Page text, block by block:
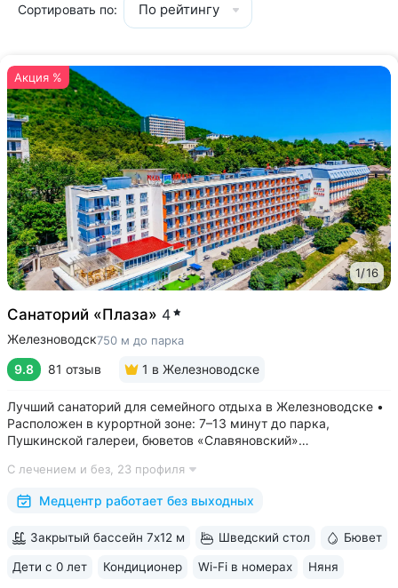
Сортировать по: По рейтингу
Акция %
1/16
Санаторий «Плаза» 4
Железноводск750 м до парка
9.8 81 отзыв 1 в Железноводске
Лучший санаторий для семейного отдыха в Железноводске •
Расположен в курортной зоне: 7–13 минут до парка,
Пушкинской галереи, бюветов «Славяновский»
«Славяновская» • Все в одном здании: не нужно выходить
на улицу, чтобы получить лечение,...
С лечением и без, 23 профиля
Медцентр работает без выходных
Закрытый бассейн 7х12 м Шведский стол Бювет
Дети с 0 лет Кондиционер Wi-Fi в номерах Няня